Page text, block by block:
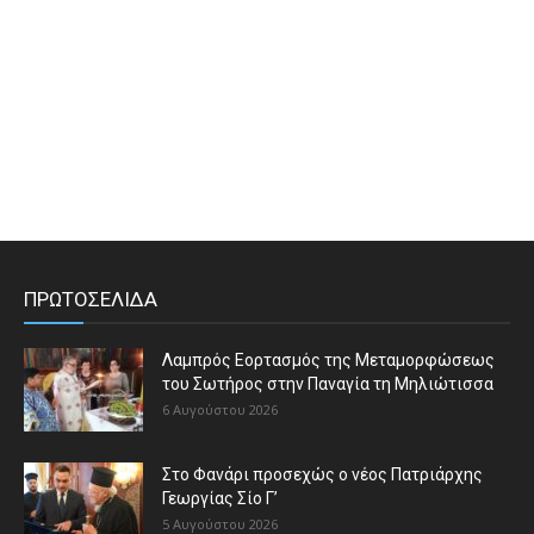
ΠΡΩΤΟΣΕΛΙΔΑ
Λαμπρός Εορτασμός της Μεταμορφώσεως
του Σωτήρος στην Παναγία τη Μηλιώτισσα
6 Αυγούστου 2026
Στο Φανάρι προσεχώς ο νέος Πατριάρχης
Γεωργίας Σίο Γ’
5 Αυγούστου 2026